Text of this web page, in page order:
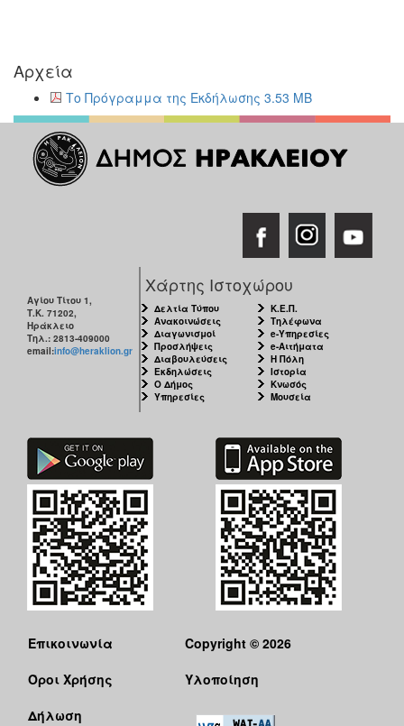
Αρχεία
Το Πρόγραμμα της Εκδήλωσης 3.53 MB
Αγίου Τίτου 1,
Τ.Κ. 71202,
Ηράκλειο
Τηλ.: 2813-409000
email:info@heraklion.gr
Χάρτης Ιστοχώρου
Δελτία Τύπου
Ανακοινώσεις
Διαγωνισμοί
Προσλήψεις
Διαβουλεύσεις
Εκδηλώσεις
Ο Δήμος
Υπηρεσίες
Κ.Ε.Π.
Τηλέφωνα
e-Υπηρεσίες
e-Αιτήματα
Η Πόλη
Ιστορία
Κνωσός
Μουσεία
Επικοινωνία
Όροι Χρήσης
Δήλωση
Copyright © 2026
Υλοποίηση